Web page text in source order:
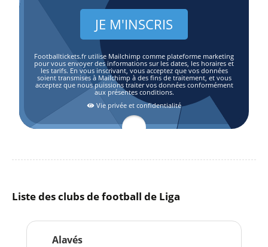
Footballtickets.fr utilise Mailchimp comme plateforme marketing
pour vous envoyer des informations sur les dates, les horaires et
les tarifs. En vous inscrivant, vous acceptez que vos données
soient transmises à Mailchimp à des fins de traitement, et vous
acceptez que nous puissions traiter vos données conformément
aux présentes conditions.
Vie privée et confidentialité
Liste des clubs de football de Liga
Alavés